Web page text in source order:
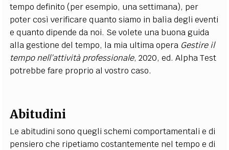
tempo definito (per esempio, una settimana), per
poter così verificare quanto siamo in balìa degli eventi
e quanto dipende da noi. Se volete una buona guida
alla gestione del tempo, la mia ultima opera Gestire il
tempo nell’attività professionale, 2020, ed. Alpha Test
potrebbe fare proprio al vostro caso.
Abitudini
Le abitudini sono quegli schemi comportamentali e di
pensiero che ripetiamo costantemente nel tempo e di